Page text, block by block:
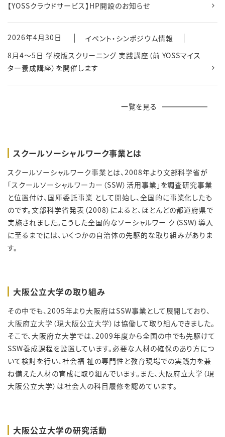
【YOSSクラウドサービス】HP開設のお知らせ
2026年4月30日
イベント・シンポジウム情報
8月4～5日 学校版スクリーニング 実践講座（前 YOSSマイス
ター養成講座）を開催します
一覧を見る
スクールソーシャルワーク事業とは
スクールソーシャルワーク事業 とは、2008年より文部科学省が
「スクールソーシャルワーカー（SSW）活用事業」を調査研究事業
と位置付け、国庫委託事業 として開始し、全国的に事業化したも
のです。文部科学省発表（2008）によると、ほとんどの都道府県で
実施されました。こうした全国的なソーシャルワー ク（SSW）導入
に至るまでには、いくつかの自治体の先駆的な取り組みがありま
す。
大阪公立大学の取り組み
その中でも、2005年より大阪府はSSW事業として展開しており、
大阪府立大学（現大阪公立大学）は協働して取り組んできました。
そこで、大阪府立大学では、2009年度から全国の中でも先駆けて
SSW養成課程を設置しています。必要な人材の確保のあり方につ
いて検討を行い、社会福 祉の専門性と教育現場での実践力を兼
ね備えた人材の育成に取り組んでいます。また、大阪府立大学（現
大阪公立大学）は社会人の科目履修を認めています。
大阪公立大学の研究活動